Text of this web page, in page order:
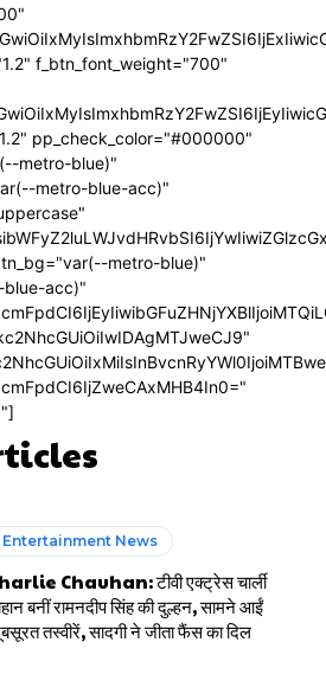
f_btn_font_weight="700"
pp_check_color="#000000"
metro-blue)"
metro-blue-acc)"
metro-blue)"
blue-acc)"
Entertainment News
Chauhan: टीवी एक्ट्रेस चार्ली
बनीं रामनदीप सिंह की दुल्हन, सामने आईं
तस्वीरें, सादगी ने जीता फैंस का दिल